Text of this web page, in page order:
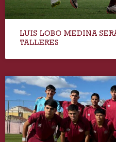
LUIS LOBO MEDINA
TALLERES